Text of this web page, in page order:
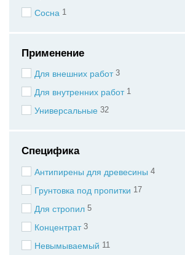
Сосна 1
Применение
Для внешних работ 3
Для внутренних работ 1
Универсальные 32
Специфика
Антипирены для древесины 4
Грунтовка под пропитки 17
Для стропил 5
Концентрат 3
Невымываемый 11